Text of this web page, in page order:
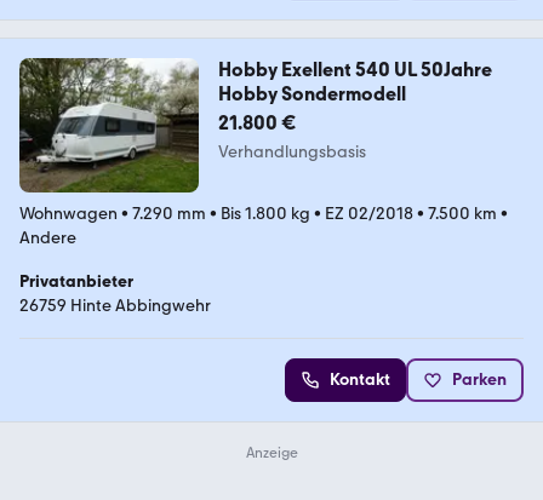
Hobby Exellent 540 UL 50Jahre
Hobby Sondermodell
21.800 €
Verhandlungsbasis
Wohnwagen • 7.290 mm • Bis 1.800 kg • EZ 02/2018• 7.500 km •
Andere
Privatanbieter
26759 Hinte Abbingwehr
Kontakt Parken